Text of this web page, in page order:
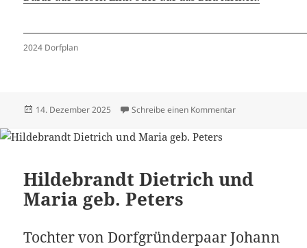
2024 Dorfplan
Veröffentlicht
14. Dezember 2025 Schreibe einen Kommentarzu Häuser 2024 –
Hildebrandt Dietrich und
Maria geb. Peters
Tochter von Dorfgründerpaar Johann